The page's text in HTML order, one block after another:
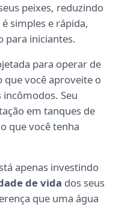
peixes, reduzindo
simples e rápida,
para iniciantes.
para operar de
que você aproveite o
Seu
em tanques de
que você tenha
apenas investindo
de vida dos seus
que uma água